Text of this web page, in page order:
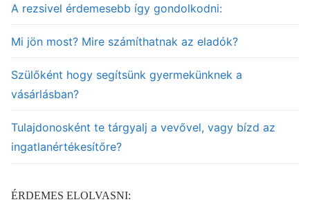
A rezsivel érdemesebb így gondolkodni:
Mi jön most? Mire számíthatnak az eladók?
Szülőként hogy segítsünk gyermekünknek a
vásárlásban?
Tulajdonosként te tárgyalj a vevővel, vagy bízd az
ingatlanértékesítőre?
ÉRDEMES ELOLVASNI: